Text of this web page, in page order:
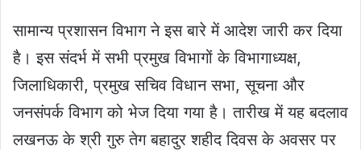
सामान्य प्रशासन विभाग ने इस बारे में आदेश जारी कर दिया
है। इस संदर्भ में सभी प्रमुख विभागों के विभागाध्यक्ष,
जिलाधिकारी, प्रमुख सचिव विधान सभा, सूचना और
जनसंपर्क विभाग को भेज दिया गया है। तारीख में यह बदलाव
लखनऊ के श्री गुरु तेग बहादुर शहीद दिवस के अवसर पर